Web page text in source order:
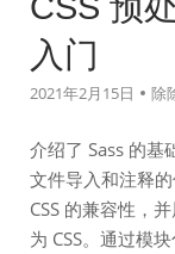
入门
2021年2月15日 除
介绍了 Sass 的基
文件导入和注释
CSS 的兼容性，
为 CSS。通过模